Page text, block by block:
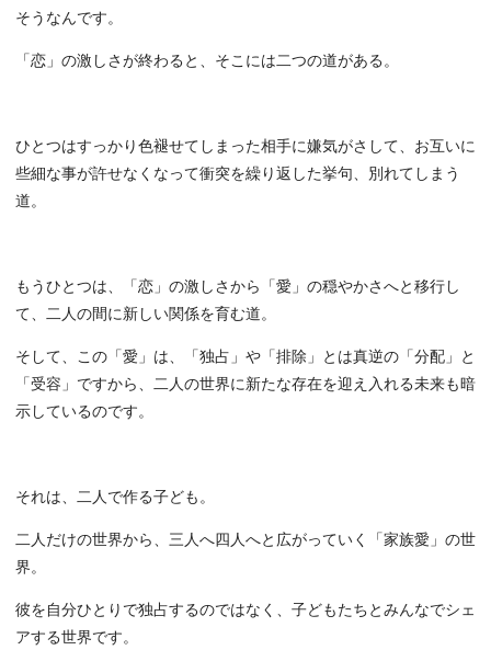
そうなんです。
「恋」の激しさが終わると、そこには二つの道がある。
ひとつはすっかり色褪せてしまった相手に嫌気がさして、お互いに
些細な事が許せなくなって衝突を繰り返した挙句、別れてしまう
道。
もうひとつは、「恋」の激しさから「愛」の穏やかさへと移行し
て、二人の間に新しい関係を育む道。
そして、この「愛」は、「独占」や「排除」とは真逆の「分配」と
「受容」ですから、二人の世界に新たな存在を迎え入れる未来も暗
示しているのです。
それは、二人で作る子ども。
二人だけの世界から、三人へ四人へと広がっていく「家族愛」の世
界。
彼を自分ひとりで独占するのではなく、子どもたちとみんなでシェ
アする世界です。